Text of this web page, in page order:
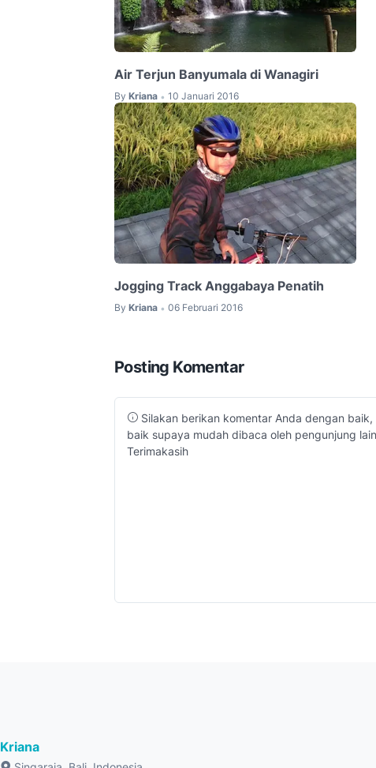
Air Terjun Banyumala di Wanagiri
By Kriana • 10 Januari 2016
Jogging Track Anggabaya Penatih
By Kriana • 06 Februari 2016
Posting Komentar
Silakan berikan komentar Anda dengan
baik supaya mudah dibaca oleh pengunjung
Terimakasih
Kriana